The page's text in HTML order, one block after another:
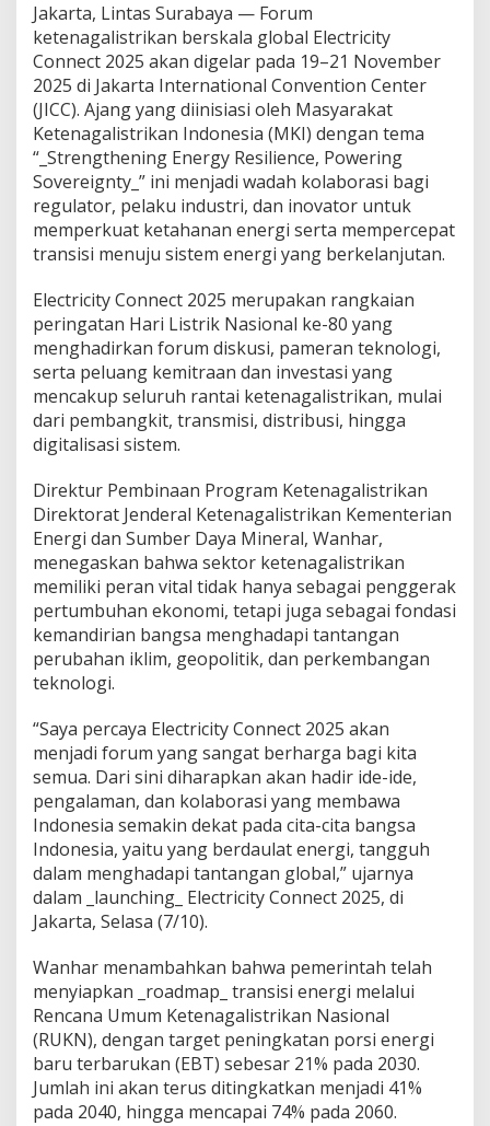
r
i
i
t
y
C
o
n
n
e
c
t
2
5
R
e
m
i
D
l
n
c
u
r
k
a
n
,
a
b
o
r
a
u
n
t
k
E
n
e
r
g
T
a
Jakarta, Lintas Surabaya — Forum
ketenagalistrikan berskala global Electricity
Connect 2025 akan digelar pada 19–21 November
2025 di Jakarta International Convention Center
(JICC). Ajang yang diinisiasi oleh Masyarakat
Ketenagalistrikan Indonesia (MKI) dengan tema
“_Strengthening Energy Resilience, Powering
Sovereignty_” ini menjadi wadah kolaborasi bagi
regulator, pelaku industri, dan inovator untuk
memperkuat ketahanan energi serta mempercepat
transisi menuju sistem energi yang berkelanjutan.
Electricity Connect 2025 merupakan rangkaian
peringatan Hari Listrik Nasional ke-80 yang
menghadirkan forum diskusi, pameran teknologi,
serta peluang kemitraan dan investasi yang
mencakup seluruh rantai ketenagalistrikan, mulai
dari pembangkit, transmisi, distribusi, hingga
digitalisasi sistem.
Direktur Pembinaan Program Ketenagalistrikan
Direktorat Jenderal Ketenagalistrikan Kementerian
Energi dan Sumber Daya Mineral, Wanhar,
menegaskan bahwa sektor ketenagalistrikan
memiliki peran vital tidak hanya sebagai penggerak
pertumbuhan ekonomi, tetapi juga sebagai fondasi
kemandirian bangsa menghadapi tantangan
perubahan iklim, geopolitik, dan perkembangan
teknologi.
“Saya percaya Electricity Connect 2025 akan
menjadi forum yang sangat berharga bagi kita
semua. Dari sini diharapkan akan hadir ide-ide,
pengalaman, dan kolaborasi yang membawa
Indonesia semakin dekat pada cita-cita bangsa
Indonesia, yaitu yang berdaulat energi, tangguh
dalam menghadapi tantangan global,” ujarnya
dalam _launching_ Electricity Connect 2025, di
Jakarta, Selasa (7/10).
Wanhar menambahkan bahwa pemerintah telah
menyiapkan _roadmap_ transisi energi melalui
Rencana Umum Ketenagalistrikan Nasional
(RUKN), dengan target peningkatan porsi energi
baru terbarukan (EBT) sebesar 21% pada 2030.
Jumlah ini akan terus ditingkatkan menjadi 41%
pada 2040, hingga mencapai 74% pada 2060.